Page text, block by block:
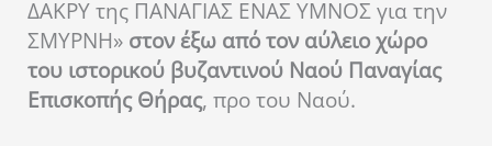
ΔΑΚΡΥ της ΠΑΝΑΓΙΑΣ ΕΝΑΣ ΥΜΝΟΣ για την
ΣΜΥΡΝΗ» στον έξω από τον αύλειο χώρο
του ιστορικού βυζαντινού Ναού Παναγίας
Επισκοπής Θήρας, προ του Ναού.